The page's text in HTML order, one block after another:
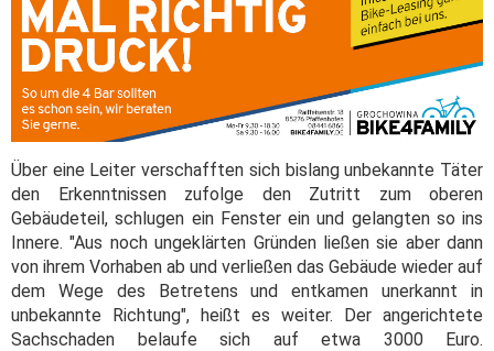
Über eine Leiter verschafften sich bislang unbekannte Täter
den Erkenntnissen zufolge den Zutritt zum oberen
Gebäudeteil, schlugen ein Fenster ein und gelangten so ins
Innere. "Aus noch ungeklärten Gründen ließen sie aber dann
von ihrem Vorhaben ab und verließen das Gebäude wieder auf
dem Wege des Betretens und entkamen unerkannt in
unbekannte Richtung", heißt es weiter. Der angerichtete
Sachschaden belaufe sich auf etwa 3000 Euro.